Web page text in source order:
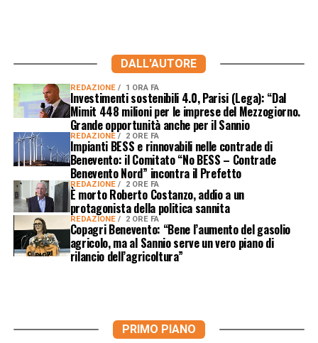
DALL'AUTORE
REDAZIONE 1 ORA FA
Investimenti sostenibili 4.0, Parisi (Lega): “Dal
Mimit 448 milioni per le imprese del Mezzogiorno.
Grande opportunità anche per il Sannio
REDAZIONE 2 ORE FA
Impianti BESS e rinnovabili nelle contrade di
Benevento: il Comitato “No BESS – Contrade
Benevento Nord” incontra il Prefetto
REDAZIONE 2 ORE FA
È morto Roberto Costanzo, addio a un
protagonista della politica sannita
REDAZIONE 2 ORE FA
Copagri Benevento: “Bene l’aumento del gasolio
agricolo, ma al Sannio serve un vero piano di
rilancio dell’agricoltura”
PRIMO PIANO